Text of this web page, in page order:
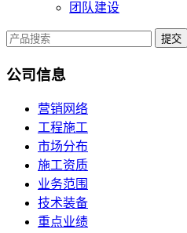
团队建设
提交
公司信息
营销网络
工程施工
市场分布
施工资质
业务范围
技术装备
重点业绩